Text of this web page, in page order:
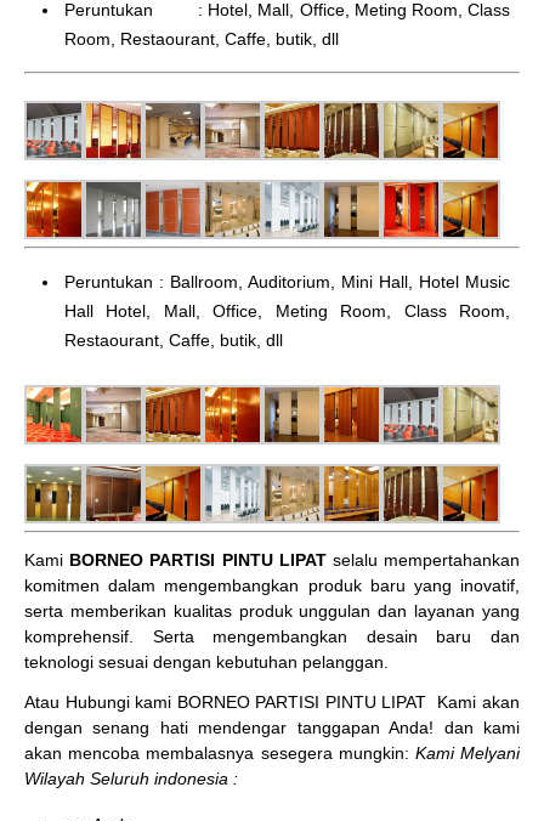
Peruntukan : Hotel, Mall, Office, Meting Room, Class
Room, Restaourant, Caffe, butik, dll
Peruntukan : Ballroom, Auditorium, Mini Hall, Hotel Music
Hall Hotel, Mall, Office, Meting Room, Class Room,
Restaourant, Caffe, butik, dll
Kami BORNEO PARTISI PINTU LIPATselalu mempertahankan
komitmen dalam mengembangkan produk baru yang inovatif,
serta memberikan kualitas produk unggulan dan layanan yang
komprehensif. Serta mengembangkan desain baru dan
teknologi sesuai dengan kebutuhan pelanggan.
Atau Hubungi kami BORNEO PARTISI PINTU LIPAT
Kami akan
dengan senang hati mendengar tanggapan Anda! dan kami
akan mencoba membalasnya sesegera mungkin: Kami Melyani
Wilayah Seluruh indonesia :